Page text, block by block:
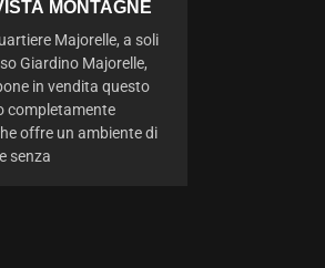
MONTAGNE
Majorelle, a soli
Giardino Majorelle,
in vendita questo
completamente
offre un ambiente di
senza